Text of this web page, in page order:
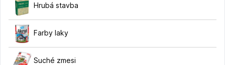
Hrubá stavba
Farby laky
Suché zmesi